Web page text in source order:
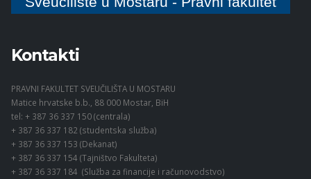
Kontakti
PRAVNI FAKULTET SVEUČILIŠTA U MOSTARU
Matice hrvatske b.b., 88 000 Mostar, BiH
tel: + 387 36 337 150 (centrala)
+ 387 36 337 182 (studentska služba)
+ 387 36 337 153 (Dekanat)
+ 387 36 337 154 (Tajništvo Fakulteta)
+ 387 36 337 184 (Služba za financije i računovodstvo)